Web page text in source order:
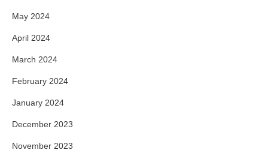
May 2024
April 2024
March 2024
February 2024
January 2024
December 2023
November 2023